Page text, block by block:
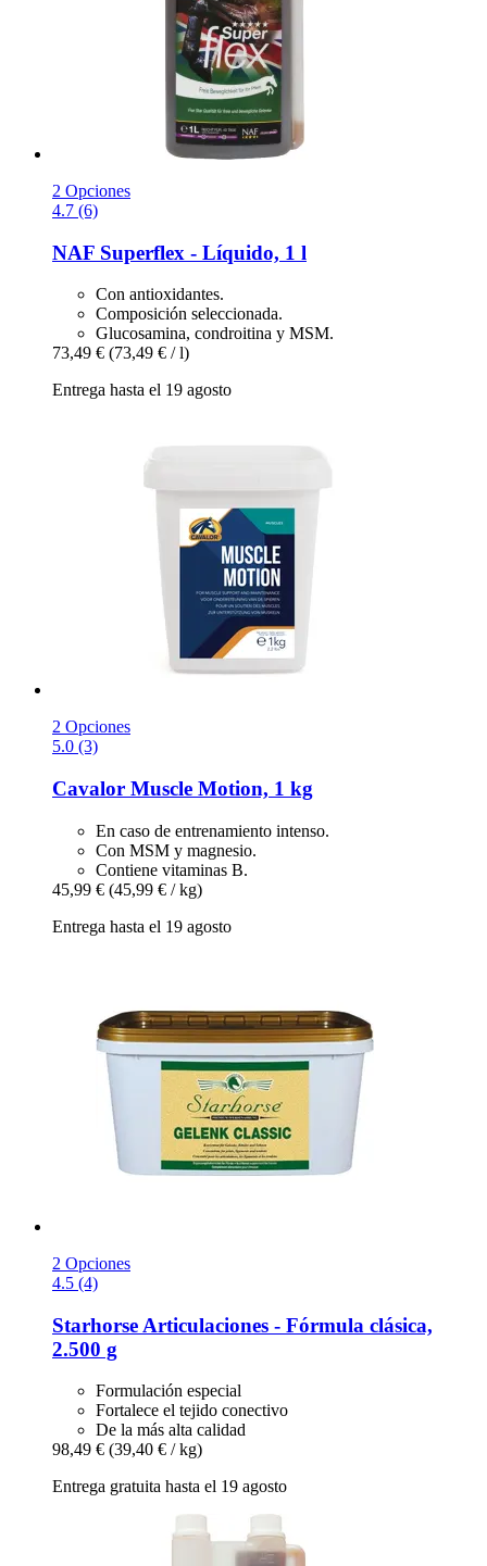
2 Opciones
4.7 (6)
NAF Superflex -​ Líquido, 1 l
Con antioxidantes.
Composición seleccionada.
Glucosamina, condroitina y MSM.
73,49 € (73,49 € / l)
Entrega hasta el 19 agosto
2 Opciones
5.0 (3)
Cavalor Muscle Motion, 1 kg
En caso de entrenamiento intenso.
Con MSM y magnesio.
Contiene vitaminas B.
45,99 € (45,99 € / kg)
Entrega hasta el 19 agosto
2 Opciones
4.5 (4)
Starhorse Articulaciones -​ Fórmula clásica,
2.500 g
Formulación especial
Fortalece el tejido conectivo
De la más alta calidad
98,49 € (39,40 € / kg)
Entrega gratuita hasta el 19 agosto